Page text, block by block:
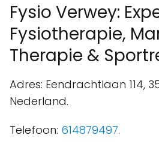
Fysio Verwey:
Fysiotherapie,
Therapie &
Adres: Eendrachtlaan 114,
Nederland.
Telefoon: 614879497.